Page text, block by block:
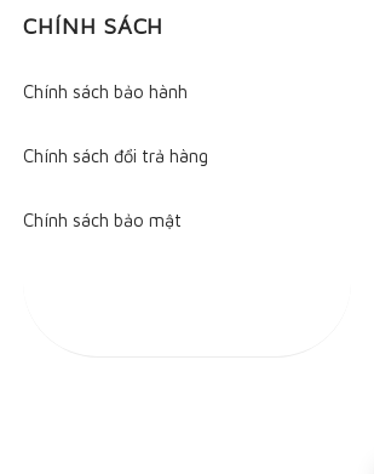
CHÍNH SÁCH
Chính sách bảo hành
Chính sách đổi trả hàng
Chính sách bảo mật